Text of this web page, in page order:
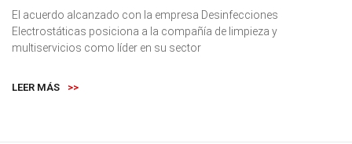
El acuerdo alcanzado con la empresa Desinfecciones
Electrostáticas posiciona a la compañía de limpieza y
multiservicios como líder en su sector
LEER MÁS >>